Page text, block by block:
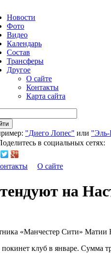
Новости
Фото
Видео
Календарь
Состав
Трансферы
Другое
О сайте
Контакты
Карта сайта
"Диего Лопес" или
в социальных сетях:
О сайте
на
«Манчестер Сити»
клуб в январе. Сумма